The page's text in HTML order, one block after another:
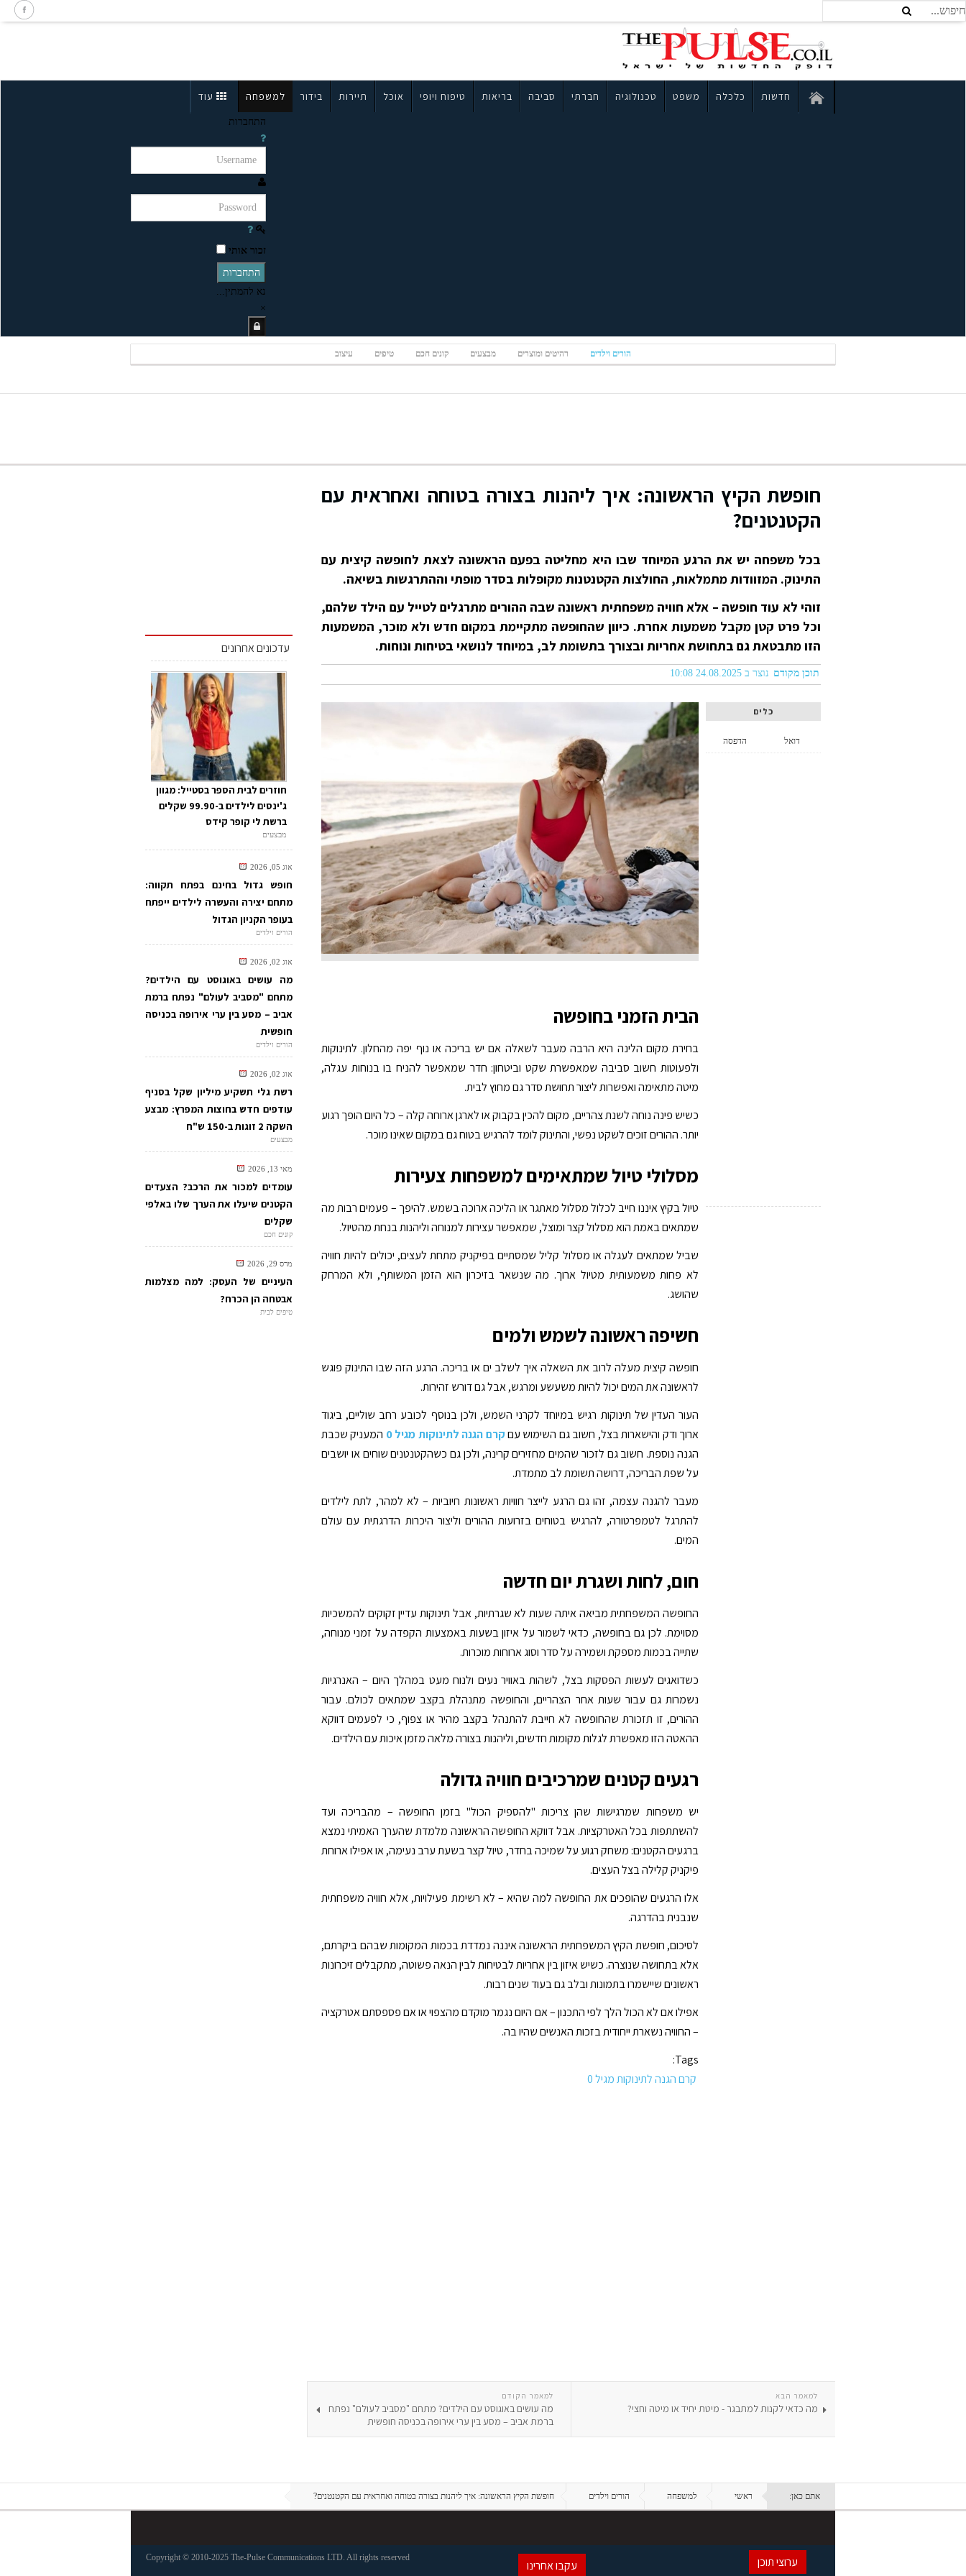
חדשות כלכלה משפט טכנולוגיה חברתי סביבה בריאות טיפוח ויופי אוכל תיירות בידור למשפחה עוד
התחברות
זכור אותי
התחברות
נא להמתין...
×
הורים וילדים רהיטים ומוצרים מבצעים קונים חכם טיפים עיצוב
חופשת הקיץ הראשונה: איך ליהנות בצורה בטוחה ואחראית עם
הקטנטנים?
בכל משפחה יש את הרגע המיוחד שבו היא מחליטה בפעם הראשונה לצאת לחופשה קיצית עם
התינוק. המזוודות מתמלאות, החולצות הקטנטנות מקופלות בסדר מופתי וההתרגשות בשיאה.
זוהי לא עוד חופשה – אלא חוויה משפחתית ראשונה שבה ההורים מתרגלים לטייל עם הילד שלהם,
וכל פרט קטן מקבל משמעות אחרת. כיוון שהחופשה מתקיימת במקום חדש ולא מוכר, המשמעות
הזו מתבטאת גם בתחושת אחריות ובצורך בתשומת לב, במיוחד לנושאי בטיחות ונוחות.
תוכן מקודם נוצר ב 24.08.2025 10:08
כלים
הדפסה דואל
הבית הזמני בחופשה
בחירת מקום הלינה היא הרבה מעבר לשאלה אם יש בריכה או נוף יפה מהחלון. לתינוקות
ולפעוטות חשוב סביבה שמאפשרת שקט וביטחון: חדר שמאפשר להניח בו בנוחות עגלה,
מיטה מתאימה ואפשרות ליצור תחושת סדר גם מחוץ לבית.
כשיש פינה נוחה לשנת צהריים, מקום להכין בקבוק או לארגן ארוחה קלה – כל היום הופך רגוע
יותר. ההורים זוכים לשקט נפשי, והתינוק לומד להרגיש בטוח גם במקום שאינו מוכר.
מסלולי טיול שמתאימים למשפחות צעירות
טיול בקיץ איננו חייב לכלול מסלול מאתגר או הליכה ארוכה בשמש. להיפך – פעמים רבות מה
שמתאים באמת הוא מסלול קצר ומוצל, שמאפשר עצירות למנוחה וליהנות בנחת מהטיול.
שביל שמתאים לעגלה או מסלול קליל שמסתיים בפיקניק מתחת לעצים, יכולים להיות חוויה
לא פחות משמעותית מטיול ארוך. מה שנשאר בזיכרון הוא הזמן המשותף, ולא המרחק
שהושג.
חשיפה ראשונה לשמש ולמים
חופשה קיצית מעלה לרוב את השאלה איך לשלב ים או בריכה. הרגע הזה שבו התינוק פוגש
לראשונה את המים יכול להיות משעשע ומרגש, אבל גם דורש זהירות.
העור העדין של תינוקות רגיש במיוחד לקרני השמש, ולכן בנוסף לכובע רחב שוליים, ביגוד
ארוך ודק והישארות בצל, חשוב גם השימוש עםקרם הגנה לתינוקות מגיל 0
המעניק שכבת
הגנה נוספת. חשוב גם לזכור שהמים מחזירים קרינה, ולכן גם כשהקטנטנים שוחים או יושבים
על שפת הבריכה, דרושה תשומת לב מתמדת.
מעבר להגנה עצמה, זהו גם הרגע לייצר חוויות ראשונות חיוביות – לא למהר, לתת לילדים
להתרגל לטמפרטורה, להרגיש בטוחים בזרועות ההורים וליצור היכרות הדרגתית עם עולם
המים.
חום, לחות ושגרת יום חדשה
החופשה המשפחתית מביאה איתה שעות לא שגרתיות, אבל תינוקות עדיין זקוקים להמשכיות
מסוימת. לכן גם בחופשה, כדאי לשמור על איזון בשעות באמצעות הקפדה על זמני מנוחה,
שתייה בכמות מספקת ושמירה על סדר וסוג ארוחות מוכרות.
כשדואגים לעשות הפסקות בצל, לשהות באוויר נעים ולנוח מעט במהלך היום – האנרגיות
נשמרות גם עבור שעות אחר הצהריים, והחופשה מתנהלת בקצב שמתאים לכולם. עבור
ההורים, זו תזכורת שהחופשה לא חייבת להתנהל בקצב מהיר או צפוף, כי לפעמים דווקא
ההאטה הזו מאפשרת לגלות מקומות חדשים, וליהנות בצורה מלאה מזמן איכות עם הילדים.
רגעים קטנים שמרכיבים חוויה גדולה
יש משפחות שמרגישות שהן צריכות "להספיק הכול" בזמן החופשה – מהבריכה ועד
להשתתפות בכל האטרקציות. אבל דווקא החופשה הראשונה מלמדת שהערך האמיתי נמצא
ברגעים הקטנים: משחק רגוע על שמיכה בחדר, טיול קצר בשעת ערב נעימה, או אפילו ארוחת
פיקניק קלילה בצל העצים.
אלו הרגעים שהופכים את החופשה למה שהיא – לא רשימת פעילויות, אלא חוויה משפחתית
שנבנית בהדרגה.
לסיכום, חופשת הקיץ המשפחתית הראשונה איננה נמדדת בכמות המקומות שבהם ביקרתם,
אלא בתחושה שנוצרה. כשיש איזון בין אחריות לבטיחות לבין הנאה פשוטה, מתקבלים זיכרונות
ראשונים שיישמרו בתמונות ובלב גם בעוד שנים רבות.
אפילו אם לא הכול הלך לפי התכנון – אם היום נגמר מוקדם מהצפוי או אם פספסתם אטרקציה
– החוויה נשארת ייחודית בזכות האנשים שהיו בה.
Tags:
קרם הגנה לתינוקות מגיל 0
למאמר הקודם
מה עושים באוגוסט עם הילדים? מתחם "מסביב לעולם" נפתח
ברמת אביב – מסע בין ערי אירופה בכניסה חופשית
למאמר הבא
מה כדאי לקנות למתבגר - מיטת יחיד או מיטה וחצי?
עדכונים אחרונים
חוזרים לבית הספר בסטייל: מגוון
ג'ינסים לילדים ב-99.90 שקלים
ברשת לי קופר קידס
מבצעים
אוג 05, 2026
חופש גדול בחינם בפתח תקווה:
מתחם יצירה והעשרה לילדים ייפתח
בעופר הקניון הגדול
הורים וילדים
אוג 02, 2026
מה עושים באוגוסט עם הילדים?
מתחם "מסביב לעולם" נפתח ברמת
אביב – מסע בין ערי אירופה בכניסה
חופשית
הורים וילדים
אוג 02, 2026
רשת גלי תשקיע מיליון שקל בסניף
עודפים חדש בחוצות המפרץ: מבצע
השקה 2 זוגות ב-150 ש"ח
מבצעים
מאי 13, 2026
עומדים למכור את הרכב? הצעדים
הקטנים שיעלו את הערך שלו באלפי
שקלים
קונים חכם
מרס 29, 2026
העיניים של העסק: למה מצלמות
אבטחה הן הכרח?
טיפים לבית
אתם כאן: ראשי למשפחה הורים וילדים חופשת הקיץ הראשונה: איך ליהנות בצורה בטוחה ואחראית עם הקטנטנים?
ערוצי תוכן עקבו אחרינו
Copyright © 2010-2025 The-Pulse Communications LTD. All rights reserved